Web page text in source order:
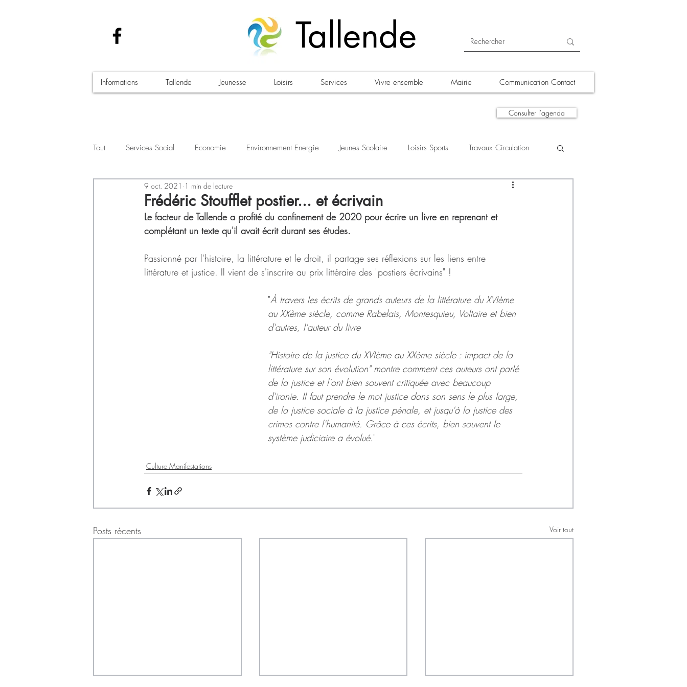
Tallende
Informations Tallende Jeunesse Loisirs Services Vivre ensemble Mairie Communication Contact
Consulter l'agenda
Tout Services Social Economie Environnement Energie Jeunes Scolaire Loisirs Sports Travaux Circulation
Santé - Covid-19 Culture Manifestations A la une
Frédéric Stoufflet postier... et écrivain
9 oct. 2021 1 min de lecture
Le facteur de Tallende a profité du confinement de 2020 pour écrire un livre en reprenant et
complétant un texte qu'il avait écrit durant ses études.
Passionné par l'histoire, la littérature et le droit, il partage ses réflexions sur les liens entre
littérature et justice. Il vient de s'inscrire au prix littéraire des "postiers écrivains" !
"À travers les écrits de grands auteurs de la littérature du XVIème
au XXème siècle, comme Rabelais, Montesquieu, Voltaire et bien
d'autres, l'auteur du livre
"Histoire de la justice du XVIème au XXème siècle : impact de la
littérature sur son évolution" montre comment ces auteurs ont parlé
de la justice et l'ont bien souvent critiquée avec beaucoup
d'ironie. Il faut prendre le mot justice dans son sens le plus large,
de la justice sociale à la justice pénale, et jusqu'à la justice des
crimes contre l'humanité. Grâce à ces écrits, bien souvent le
système judiciaire a évolué."
Culture Manifestations
Posts récents Voir tout